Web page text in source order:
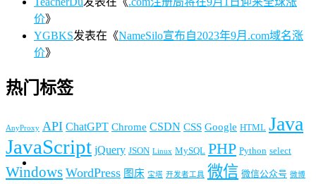
价》
YGBKS发表在《NameSilo宣布自2023年9月.com域名涨
价》
热门标签
AnyProxy API ChatGPT Chrome CSDN CSS Google HTML Java
JavaScript jQuery JSON Linux MySQL PHP Python select
Windows WordPress 图床 宝塔 开发者工具 微信 微信公众号 微博